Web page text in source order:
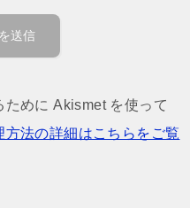
ために Akismet を使って
方法の詳細はこちらをご覧